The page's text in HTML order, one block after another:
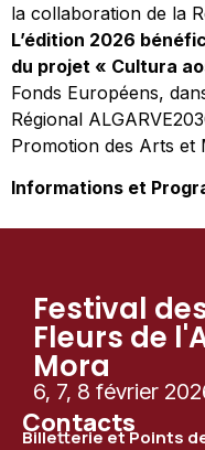
la collaboration de la
L’édition 2026
du projet « Cultura
Fonds Européens,
Régional
Promotion des Arts et
Informations et
Festival
Fleurs de
Mora
6, 7, 8 février
Contacts
Billetterie et Points